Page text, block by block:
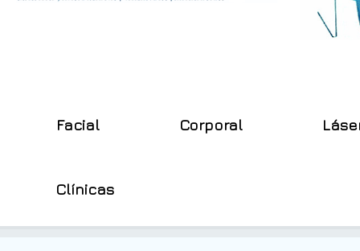
Facial Corporal
Clínicas